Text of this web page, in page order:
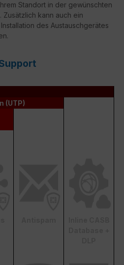
Standort in der gewünschten
kann auch ein
des Austauschgerätes
(UTP)